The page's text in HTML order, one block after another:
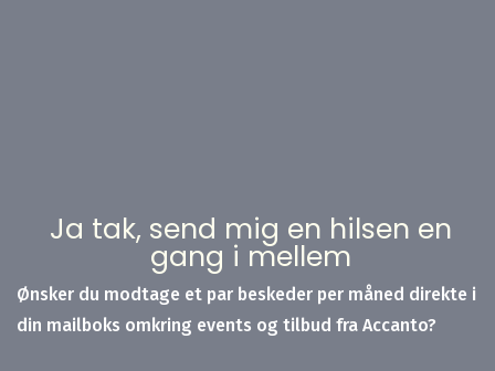
Ja tak, send mig en hilsen en
gang i mellem
Ønsker du modtage et par beskeder per måned direkte i
din mailboks omkring events og tilbud fra Accanto?